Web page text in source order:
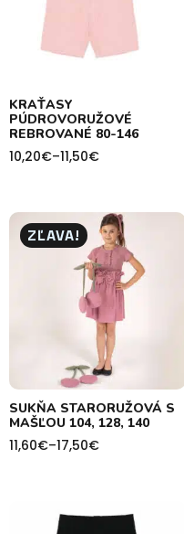
KRAŤASY
PÚDROVORUŽOVÉ
REBROVANÉ 80-146
10,20€–11,50€
Price
11,50€
ZĽAVA!
SUKŇA STARORUŽOVÁ S
MAŠĽOU 104, 128, 140
11,60€–17,50€
Price